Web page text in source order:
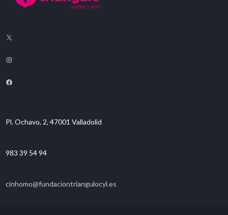
Pl. Ochavo, 2, 47001 Valladolid
983 39 54 94
cinhomo@fundaciontriangulocyl.es